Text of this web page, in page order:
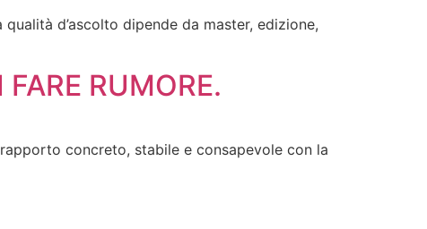
d’ascolto dipende da master, edizione,
RUMORE.
concreto, stabile e consapevole con la